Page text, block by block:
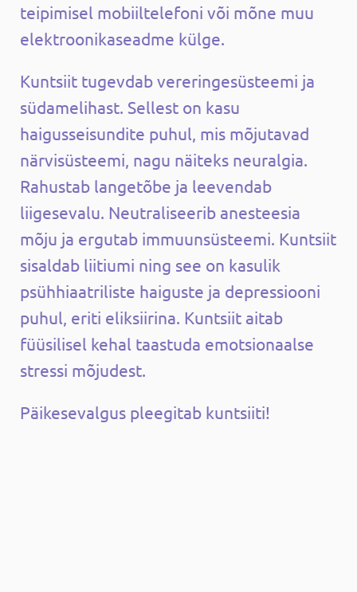
teipimisel mobiiltelefoni või mõne muu
elektroonikaseadme külge.
Kuntsiit tugevdab vereringesüsteemi ja
südamelihast. Sellest on kasu
haigusseisundite puhul, mis mõjutavad
närvisüsteemi, nagu näiteks neuralgia.
Rahustab langetõbe ja leevendab
liigesevalu. Neutraliseerib anesteesia
mõju ja ergutab immuunsüsteemi. Kuntsiit
sisaldab liitiumi ning see on kasulik
psühhiaatriliste haiguste ja depressiooni
puhul, eriti eliksiirina. Kuntsiit aitab
füüsilisel kehal taastuda emotsionaalse
stressi mõjudest.
Päikesevalgus pleegitab kuntsiiti!